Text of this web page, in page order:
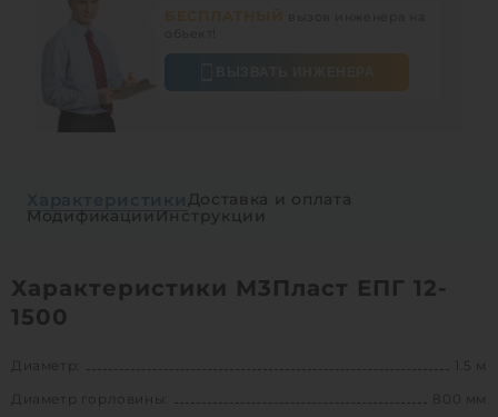
Доставка и оплата
Модификации Инструкции
Характеристики М3Пласт ЕПГ 12-
1500
Диаметр:
1.5 м
Диаметр горловины:
800 мм